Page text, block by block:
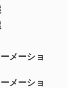
メーショ
メーショ